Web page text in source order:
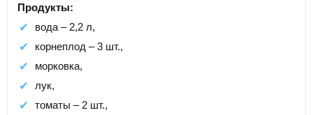
Продукты:
вода – 2,2 л,
корнеплод – 3 шт.,
морковка,
лук,
томаты – 2 шт.,